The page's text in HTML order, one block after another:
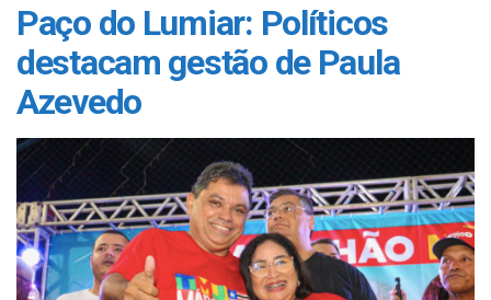
Paço do Lumiar: Políticos
destacam gestão de Paula
Azevedo